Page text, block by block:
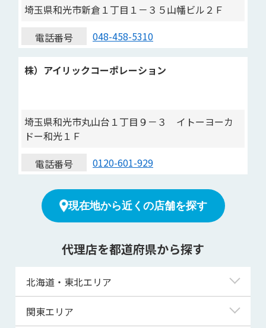
埼玉県和光市新倉１丁目１－３５山幡ビル２Ｆ
電話番号
048-458-5310
株）アイリックコーポレーション
埼玉県和光市丸山台１丁目９－３ イトーヨーカ
ドー和光１Ｆ
電話番号
0120-601-929
現在地から近くの店舗を探す
代理店を都道府県から探す
北海道・東北エリア
北海道
関東エリア